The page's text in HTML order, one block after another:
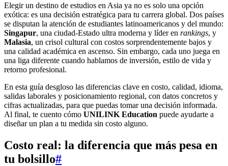
Elegir un destino de estudios en Asia ya no es solo una opción
exótica: es una decisión estratégica para tu carrera global. Dos países
se disputan la atención de estudiantes latinoamericanos y del mundo:
Singapur, una ciudad‑Estado ultra moderna y líder en rankings, y
Malasia, un crisol cultural con costos sorprendentemente bajos y
una calidad académica en ascenso. Sin embargo, cada uno juega en
una liga diferente cuando hablamos de inversión, estilo de vida y
retorno profesional.
En esta guía desgloso las diferencias clave en costo, calidad, idioma,
salidas laborales y posicionamiento regional, con datos concretos y
cifras actualizadas, para que puedas tomar una decisión informada.
Al final, te cuento cómo UNILINK Education puede ayudarte a
diseñar un plan a tu medida sin costo alguno.
Costo real: la diferencia que más pesa en
tu bolsillo#